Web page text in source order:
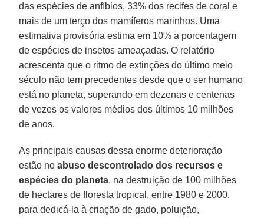
das espécies de anfíbios, 33% dos recifes de coral e
mais de um terço dos mamíferos marinhos. Uma
estimativa provisória estima em 10% a porcentagem
de espécies de insetos ameaçadas. O relatório
acrescenta que o ritmo de extinções do último meio
século não tem precedentes desde que o ser humano
está no planeta, superando em dezenas e centenas
de vezes os valores médios dos últimos 10 milhões
de anos.
As principais causas dessa enorme deterioração
estão noabuso descontrolado dos recursos e
espécies do planeta, na destruição de 100 milhões
de hectares de floresta tropical, entre 1980 e 2000,
para dedicá-la à criação de gado, poluição,